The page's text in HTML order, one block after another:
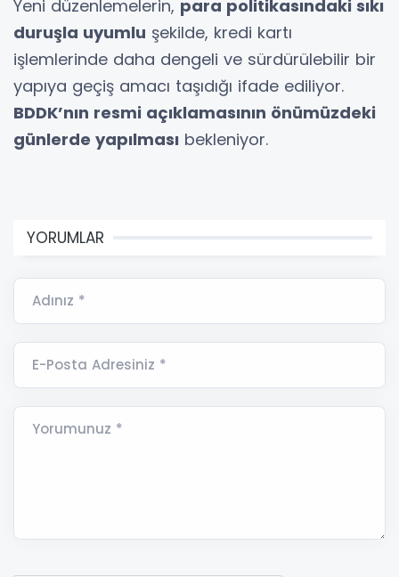
Yeni düzenlemelerin, para politikasındaki sıkı
duruşla uyumlu şekilde, kredi kartı
işlemlerinde daha dengeli ve sürdürülebilir bir
yapıya geçiş amacı taşıdığı ifade ediliyor.
BDDK’nın resmi açıklamasının önümüzdeki
günlerde yapılması bekleniyor.
YORUMLAR
Adınız *
E-Posta Adresiniz *
Yorumunuz *